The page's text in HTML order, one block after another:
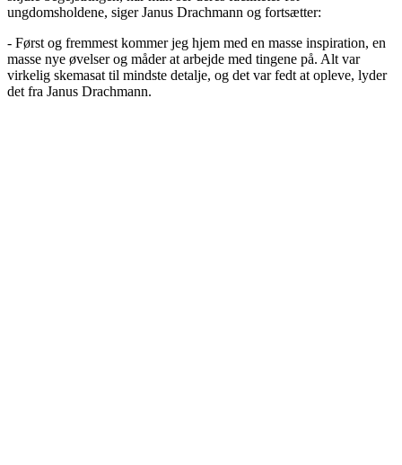
ungdomsholdene, siger Janus Drachmann og fortsætter:
- Først og fremmest kommer jeg hjem med en masse inspiration, en
masse nye øvelser og måder at arbejde med tingene på. Alt var
virkelig skemasat til mindste detalje, og det var fedt at opleve, lyder
det fra Janus Drachmann.